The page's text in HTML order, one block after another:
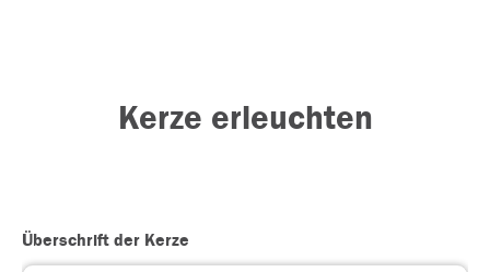
Kerze erleuchten
Überschrift der Kerze